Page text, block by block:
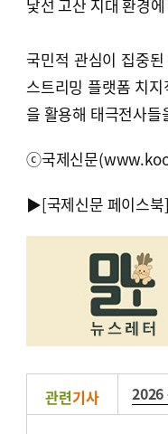
낯선 고산 지대 환경
국민적 관심이 집중
스트리밍 플랫폼 치
을 활용해 태극전사들
ⓒ국제신문
▶[국제신문 페이스북]
관련기사 2026